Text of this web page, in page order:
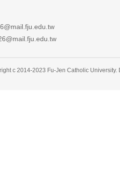
c 2014-2023 Fu-Jen Catholic